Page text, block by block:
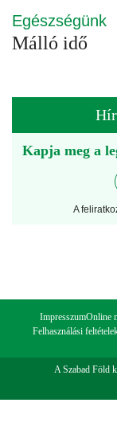
Egészségünk
Málló idő
Kapja meg a
A
ImpresszumOnline
Felhasználási
A Szabad Föld